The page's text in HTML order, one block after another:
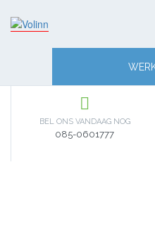
BEL ONS VANDAAG NOG
085-0601777